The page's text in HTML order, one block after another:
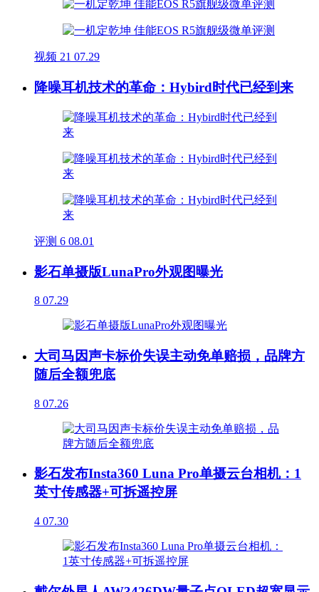
视频 21 07.29
降噪耳机技术的革命：Hybird时代已经到来
评测 6 08.01
影石单摄版LunaPro外观图曝光
8 07.29
大司马因声卡标价失误主动免单赔损，品牌方
随后全额兜底
8 07.26
影石发布Insta360 Luna Pro单摄云台相机：1
英寸传感器+可拆遥控屏
4 07.30